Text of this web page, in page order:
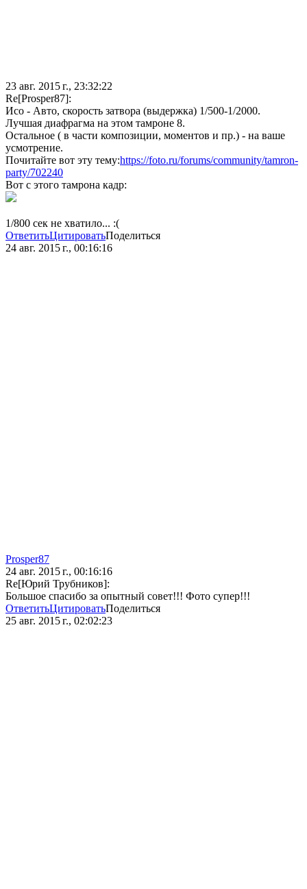
23 авг. 2015 г., 23:32:22
Re[Prosper87]:
Исо - Авто, скорость затвора (выдержка) 1/500-1/2000.
Лучшая диафрагма на этом тамроне 8.
Остальное ( в части композиции, моментов и пр.) - на ваше
усмотрение.
Почитайте вот эту тему:https://foto.ru/forums/community/tamron-
party/702240
Вот с этого тамрона кадр:
1/800 сек не хватило... :(
ОтветитьЦитироватьПоделиться
24 авг. 2015 г., 00:16:16
Prosper87
24 авг. 2015 г., 00:16:16
Re[Юрий Трубников]:
Большое спасибо за опытный совет!!! Фото супер!!!
ОтветитьЦитироватьПоделиться
25 авг. 2015 г., 02:02:23